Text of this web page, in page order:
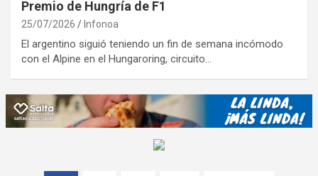
Premio de Hungría de F1
25/07/2026 Infonoa
El argentino siguió teniendo un fin de semana incómodo
con el Alpine en el Hungaroring, circuito…